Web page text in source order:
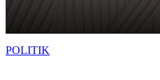
POLITIK